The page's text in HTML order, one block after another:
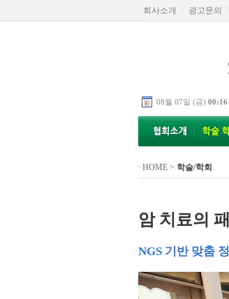
회사소개 광고문의
08월 07일 (금) 00:16
HOME> 학술/학회
암 치료의
NGS 기반 맞춤